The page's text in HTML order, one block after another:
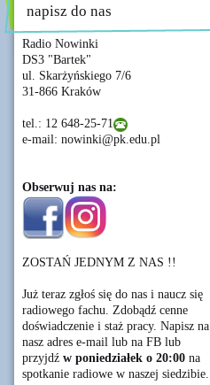
napisz do nas
Radio Nowinki
DS3 "Bartek"
ul. Skarżyńskiego 7/6
31-866 Kraków
tel.: 12 648-25-71
e-mail: nowinki@pk.edu.pl
Obserwuj nas na:
ZOSTAŃ JEDNYM Z NAS !!
Już teraz zgłoś się do nas i naucz się
radiowego fachu. Zdobądź cenne
doświadczenie i staż pracy. Napisz na
nasz adres e-mail lub na FB lub
przyjdź w poniedziałek o 20:00 na
spotkanie radiowe w naszej siedzibie.